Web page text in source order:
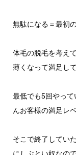
無駄になる＝最初
体毛の脱毛を考え
薄くなって満足し
最低でも5回やっ
んお客様の満足レ
そこで終了してい